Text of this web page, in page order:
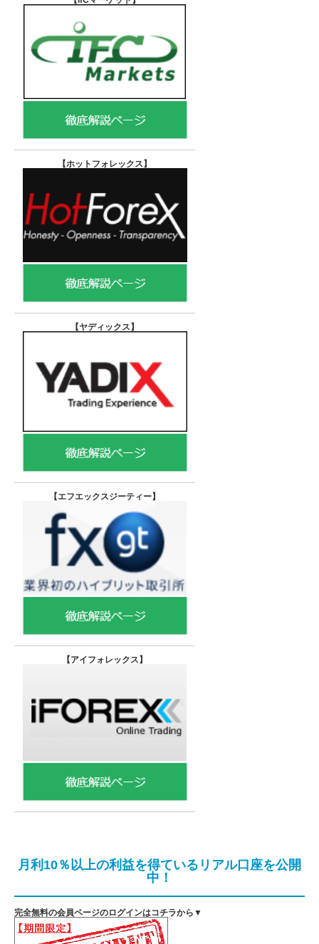
【ホットフォレックス 】
【ヤディックス 】
【エフエックスジーティー】
【アイフォレックス】
月利10％以上の利益を得ているリアル口座を公開
中！
完全無料の会員ページのログインはコチラから▼